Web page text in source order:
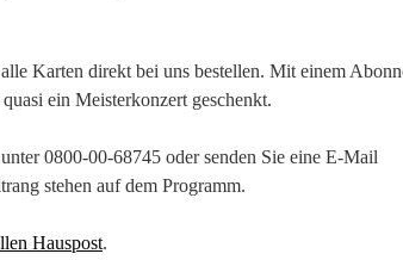
Karten direkt bei uns bestellen. Mit einem
ein Meisterkonzert geschenkt.
0800-00-68745 oder senden Sie eine E-Mail
stehen auf dem Programm.
Hauspost.